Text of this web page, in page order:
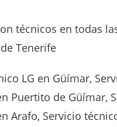
técnicos en todas
Tenerife
LG en Güímar,
Puertito de Güímar,
Arafo, Servicio